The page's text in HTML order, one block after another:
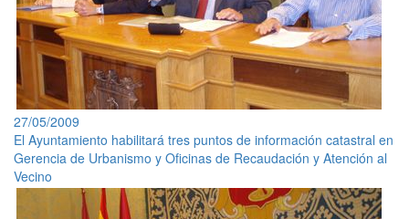
27/05/2009
El Ayuntamiento habilitará tres puntos de información catastral en
Gerencia de Urbanismo y Oficinas de Recaudación y Atención al
Vecino